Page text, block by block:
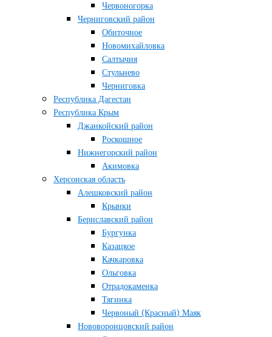
Червоногорка
Черниговский район
Обиточное
Новомихайловка
Салтычия
Стульнево
Черниговка
Республика Дагестан
Республика Крым
Джанкойский район
Роскошное
Нижнегорский район
Акимовка
Херсонская область
Алешковский район
Крынки
Бериславский район
Бургунка
Казацкое
Качкаровка
Ольговка
Отрадокаменка
Тягинка
Червоный (Красный) Маяк
Нововоронцовский район